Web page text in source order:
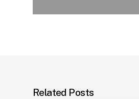
Related Posts